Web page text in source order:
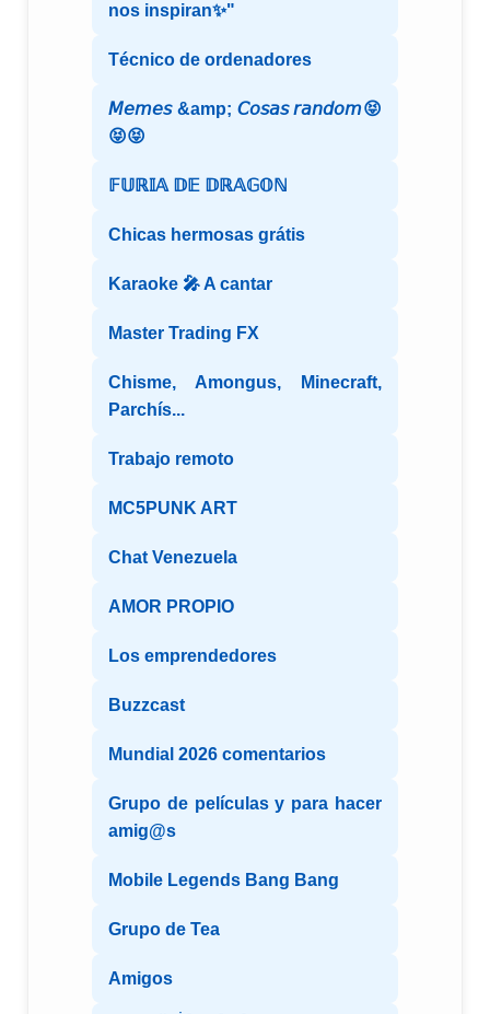
nos inspiran✨"
Técnico de ordenadores
𝘔𝘦𝘮𝘦𝘴 &amp; 𝘊𝘰𝘴𝘢𝘴 𝘳𝘢𝘯𝘥𝘰𝘮😝
😝😝
𝔽𝕌ℝ𝕀𝔸 𝔻𝔼 𝔻ℝ𝔸𝔾𝕆ℕ
Chicas hermosas grátis
Karaoke 🎤 A cantar
Master Trading FX
Chisme, Amongus, Minecraft,
Parchís...
Trabajo remoto
MC5PUNK ART
Chat Venezuela
AMOR PROPIO
Los emprendedores
Buzzcast
Mundial 2026 comentarios
Grupo de películas y para hacer
amig@s
Mobile Legends Bang Bang
Grupo de Tea
Amigos